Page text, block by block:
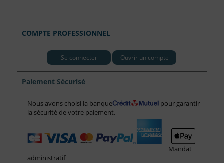
COMPTE PROFESSIONNEL
Se connecter Ouvrir un compte
Paiement Sécurisé
Nous avons choisi la banque
pour garantir
la sécurité de votre paiement.
Mandat
administratif